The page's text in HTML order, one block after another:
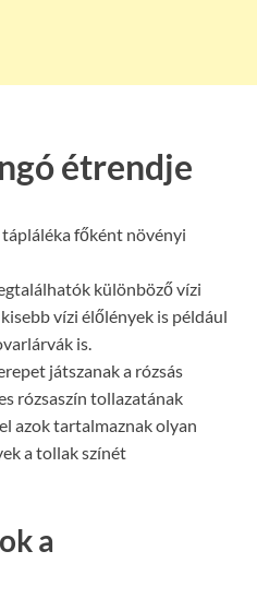
étrendje
főként növényi
különböző vízi
vízi élőlények is például
is.
játszanak a rózsás
rózsaszín tollazatának
azok tartalmaznak olyan
a tollak színét
a